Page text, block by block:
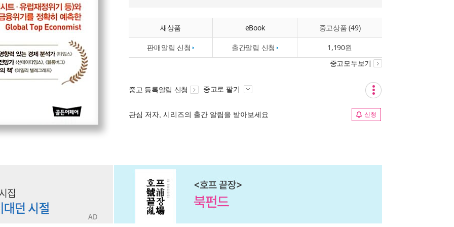
새상품 eBook 중고상품 (49)
판매알림 신청 출간알림 신청 1,190원
중고모두보기
중고 등록알림 신청 중고로 팔기
관심 저자, 시리즈의 출간 알림을 받아보세요 신청